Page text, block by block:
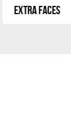
Extra Faces